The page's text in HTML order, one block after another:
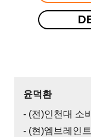
윤덕환
- (전)인천대 소
- (현)엠브레인